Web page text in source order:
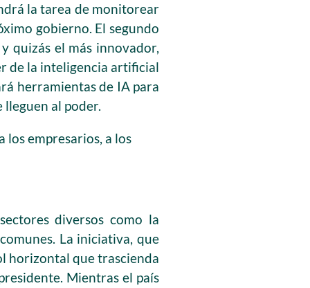
la tarea de monitorear
gobierno. El segundo
quizás el más innovador,
de la inteligencia artificial
herramientas de IA para
al poder.
los empresarios, a los
diversos como la
La iniciativa, que
horizontal que trascienda
Mientras el país